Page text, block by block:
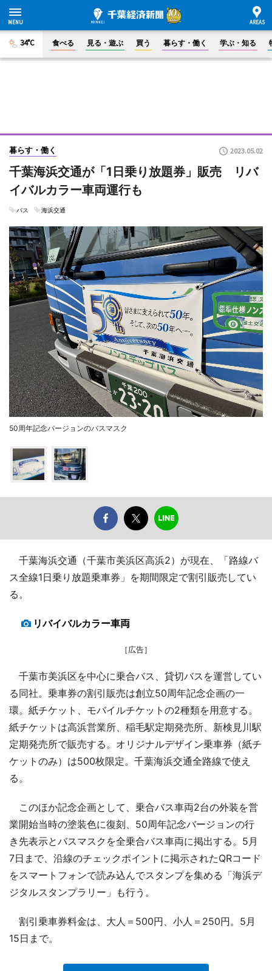
34°C 食べる 見る・遊ぶ 買う 暮らす・働く 学ぶ・知る
暮らす・働く 2023.05.02
千葉海浜交通が「1日乗り放題券」販売 リバ
イバルカラー車両運行も
バス 海浜交通
50周年記念バージョンのバスマスク
千葉海浜交通（千葉市美浜区高浜2）が現在、「路線バ
ス全線1日乗り放題乗車券」を期間限定で割引販売してい
る。
リバイバルカラー車両
［広告］
千葉市美浜区を中心に乗合バス、貸切バスを運営してい
る同社。乗車券の割引販売は創立50周年記念企画の一
環。紙チケット、モバイルチケットの2種類を用意する。
紙チケットは高浜営業所、稲毛駅定期発売所、新検見川駅
定期発売所で販売する。オリジナルデザイン乗車券（紙チ
ケットのみ）は500枚限定。千葉海浜交通全路線で使え
る。
このほか記念企画として、乗合バス車両2台の外装を営
業開始当時の塗装色に復刻、50周年記念バージョンの行
き先表示とバスマスクを全乗合バス車両に掲出する。5月
7日まで、沿線のチェックポイントに掲示されたQRコード
をスマートフォンで読み込んでスタンプを集める「海浜デ
ジタルスタンプラリー」も行う。
割引乗車券料金は、大人＝500円、小人＝250円。5月
15日まで。